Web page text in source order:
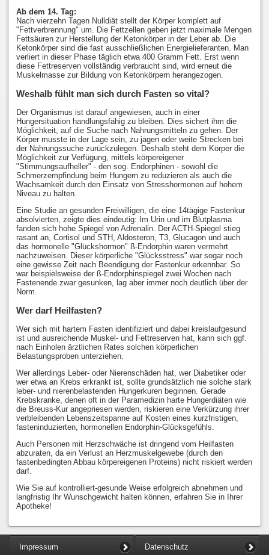
Ab dem 14. Tag:
Nach vierzehn Tagen Nulldiät stellt der Körper komplett auf
"Fettverbrennung" um. Die Fettzellen geben jetzt maximale Mengen
Fettsäuren zur Herstellung der Ketonkörper in der Leber ab. Die
Ketonkörper sind die fast ausschließlichen Energielieferanten. Man
verliert in dieser Phase täglich etwa 400 Gramm Fett. Erst wenn
diese Fettreserven vollständig verbraucht sind, wird erneut die
Muskelmasse zur Bildung von Ketonkörpern herangezogen.
Weshalb fühlt man sich durch Fasten so vital?
Der Organismus ist darauf angewiesen, auch in einer
Hungersituation handlungsfähig zu bleiben. Dies sichert ihm die
Möglichkeit, auf die Suche nach Nahrungsmitteln zu gehen. Der
Körper musste in der Lage sein, zu jagen oder weite Strecken bei
der Nahrungssuche zurückzulegen. Deshalb steht dem Körper die
Möglichkeit zur Verfügung, mittels körpereigener
"Stimmungsaufheller" - den sog. Endorphinen - sowohl die
Schmerzempfindung beim Hungern zu reduzieren als auch die
Wachsamkeit durch den Einsatz von Stresshormonen auf hohem
Niveau zu halten.
Eine Studie an gesunden Freiwilligen, die eine 14tägige Fastenkur
absolvierten, zeigte dies eindeutig: Im Urin und im Blutplasma
fanden sich hohe Spiegel von Adrenalin. Der ACTH-Spiegel stieg
rasant an, Cortisol und STH, Aldosteron, T3, Glucagon und auch
das hormonelle "Glückshormon" ß-Endorphin waren vermehrt
nachzuweisen. Dieser körperliche "Glücksstress" war sogar noch
eine gewisse Zeit nach Beendigung der Fastenkur erkennbar. So
war beispielsweise der ß-Endorphinspiegel zwei Wochen nach
Fastenende zwar gesunken, lag aber immer noch deutlich über der
Norm.
Wer darf Heilfasten?
Wer sich mit hartem Fasten identifiziert und dabei kreislaufgesund
ist und ausreichende Muskel- und Fettreserven hat, kann sich ggf.
nach Einholen ärztlichen Rates solchen körperlichen
Belastungsproben unterziehen.
Wer allerdings Leber- oder Nierenschäden hat, wer Diabetiker oder
wer etwa an Krebs erkrankt ist, sollte grundsätzlich nie solche stark
leber- und nierenbelastenden Hungerkuren beginnen. Gerade
Krebskranke, denen oft in der Paramedizin harte Hungerdiäten wie
die Breuss-Kur angepriesen werden, riskieren eine Verkürzung ihrer
verbleibenden Lebenszeitspanne auf Kosten eines kurzfristigen,
fasteninduzierten, hormonellen Endorphin-Glücksgefühls.
Auch Personen mit Herzschwäche ist dringend vom Heilfasten
abzuraten, da ein Verlust an Herzmuskelgewebe (durch den
fastenbedingten Abbau körpereigenen Proteins) nicht riskiert werden
darf.
Wie Sie auf kontrolliert-gesunde Weise erfolgreich abnehmen und
langfristig Ihr Wunschgewicht halten können, erfahren Sie in Ihrer
Apotheke!
Impressum Datenschutz